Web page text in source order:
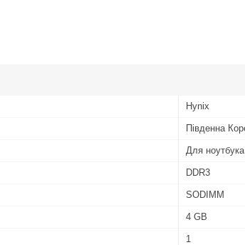
Hynix
Південна
Для ноутбука
DDR3
SODIMM
4 GB
1